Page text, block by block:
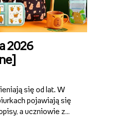
2026
się od lat. W
pojawiają się
a uczniowie z